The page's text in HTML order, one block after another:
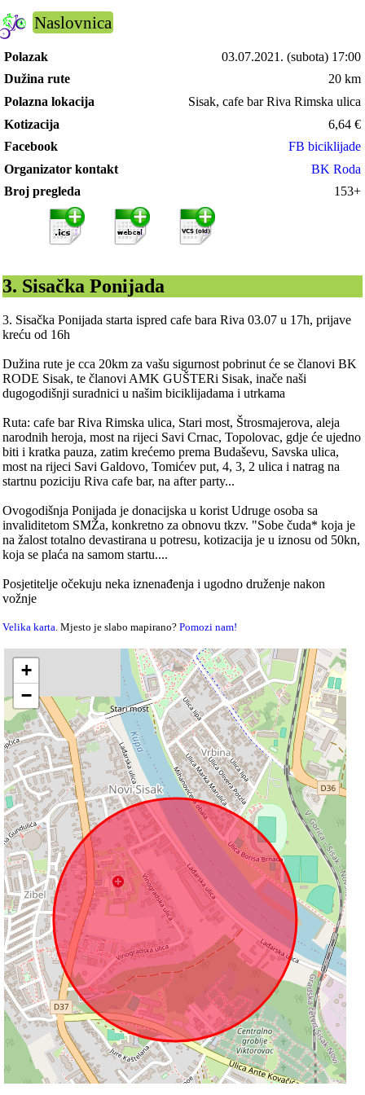
Naslovnica
Polazak 03.07.2021. (subota) 17:00
Dužina rute
20 km
Polazna lokacija
Sisak, cafe bar Riva Rimska ulica
Kotizacija
6,64 €
Facebook
FB biciklijade
Organizator kontakt
BK Roda
Broj pregleda
153+
3. Sisačka Ponijada
3. Sisačka Ponijada starta ispred cafe bara Riva 03.07 u 17h, prijave
kreću od 16h
Dužina rute je cca 20km za vašu sigurnost pobrinut će se članovi BK
RODE Sisak, te članovi AMK GUŠTERi Sisak, inače naši
dugogodišnji suradnici u našim biciklijadama i utrkama
Ruta: cafe bar Riva Rimska ulica, Stari most, Štrosmajerova, aleja
narodnih heroja, most na rijeci Savi Crnac, Topolovac, gdje će ujedno
biti i kratka pauza, zatim krećemo prema Budaševu, Savska ulica,
most na rijeci Savi Galdovo, Tomićev put, 4, 3, 2 ulica i natrag na
startnu poziciju Riva cafe bar, na after party...
Ovogodišnja Ponijada je donacijska u korist Udruge osoba sa
invaliditetom SMŽa, konkretno za obnovu tkzv. "Sobe čuda* koja je
na žalost totalno devastirana u potresu, kotizacija je u iznosu od 50kn,
koja se plaća na samom startu....
Posjetitelje očekuju neka iznenađenja i ugodno druženje nakon
vožnje
Velika karta. Mjesto je slabo mapirano?Pomozi nam!
+
−